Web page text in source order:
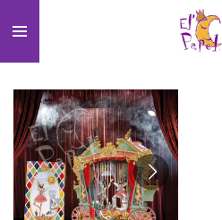
direct
naar
de
hoofdinhoud